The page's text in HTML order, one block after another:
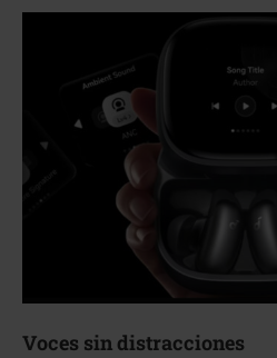
Voces sin distracciones